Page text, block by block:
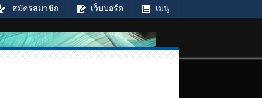
สมัครสมาชิก เว็บบอร์ด เมนู